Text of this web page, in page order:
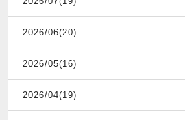
2026/06(20)
2026/05(16)
2026/04(19)